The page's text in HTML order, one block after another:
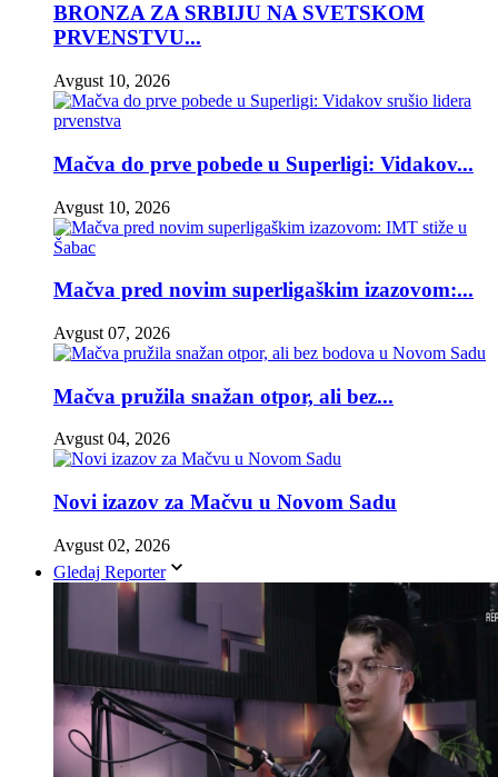
BRONZA ZA SRBIJU NA SVETSKOM
PRVENSTVU...
Avgust 10, 2026
Mačva do prve pobede u Superligi: Vidakov...
Avgust 10, 2026
Mačva pred novim superligaškim izazovom:...
Avgust 07, 2026
Mačva pružila snažan otpor, ali bez...
Avgust 04, 2026
Novi izazov za Mačvu u Novom Sadu
Avgust 02, 2026
Gledaj Reporter